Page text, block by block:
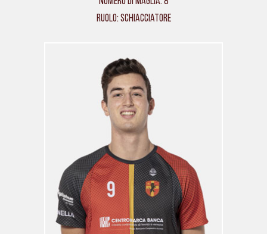
Ruolo: Schiacciatore